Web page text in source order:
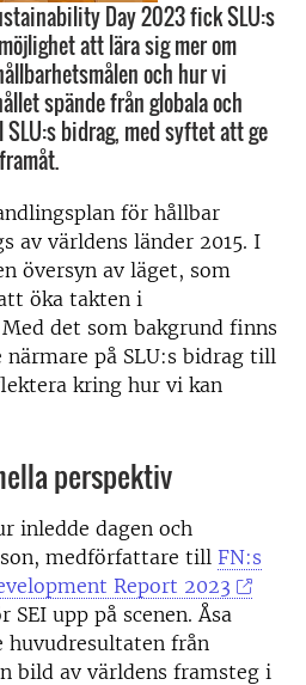
Day 2023 fick SLU:s
att lära sig mer om
och hur vi
spände från globala och
bidrag, med syftet att ge
för hållbar
av världens länder 2015. I
översyn av läget, som
öka takten i
det som bakgrund finns
närmare på SLU:s bidrag till
kring hur vi kan
perspektiv
inledde dagen och
medförfattare till FN:s
Report 2023
upp på scenen. Åsa
huvudresultaten från
bild av världens framsteg i